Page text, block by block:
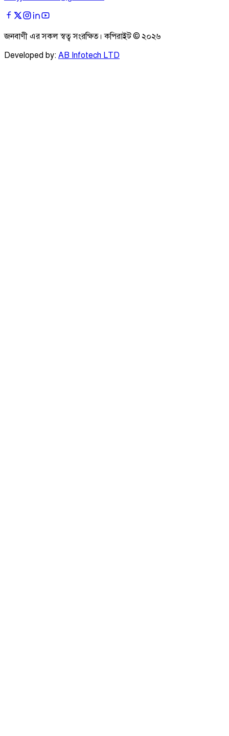
জনবাণী এর সকল স্বত্ব সংরক্ষিত। কপিরাইট © ২০২৬
Developed by: AB Infotech LTD